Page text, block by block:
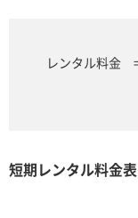
レンタル料
短期レンタル料金表